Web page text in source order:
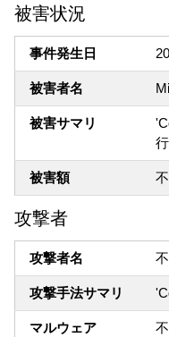
被害状況
事件発生日
被害者名
被害サマリ
被害額
攻撃者
攻撃者名
攻撃手法サマリ
マルウェア